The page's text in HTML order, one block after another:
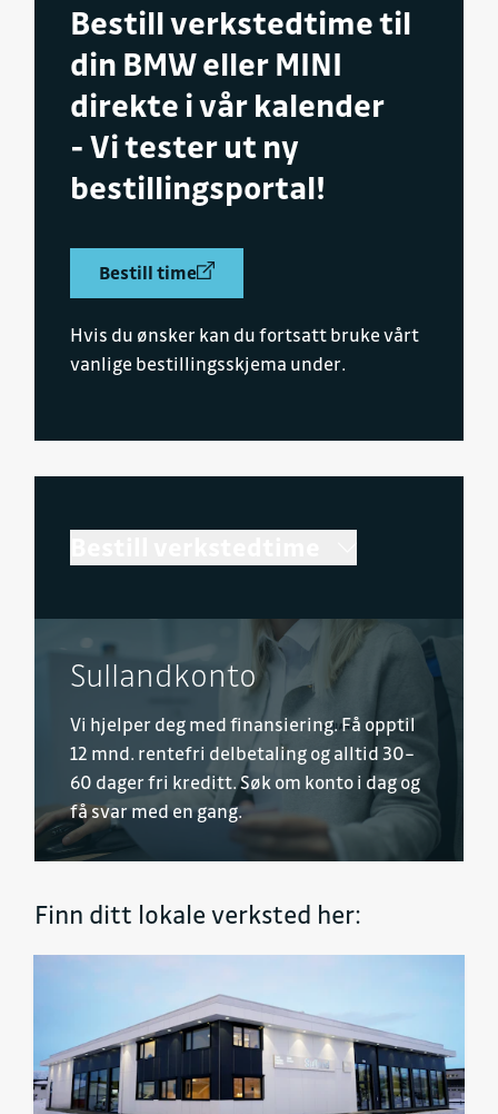
Bestill verkstedtime til
din BMW eller MINI
direkte i vår kalender
- Vi tester ut ny
bestillingsportal!
Bestill time
Hvis du ønsker kan du fortsatt bruke vårt
vanlige bestillingsskjema under.
Sullandkonto
Vi hjelper deg med finansiering. Få opptil
12 mnd. rentefri delbetaling og alltid 30–
60 dager fri kreditt. Søk om konto i dag og
få svar med en gang.
Finn ditt lokale verksted her: